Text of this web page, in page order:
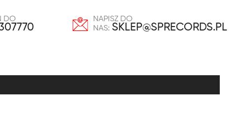
DO
NAPISZ DO
NAS: SKLEP@SPRECORDS.PL